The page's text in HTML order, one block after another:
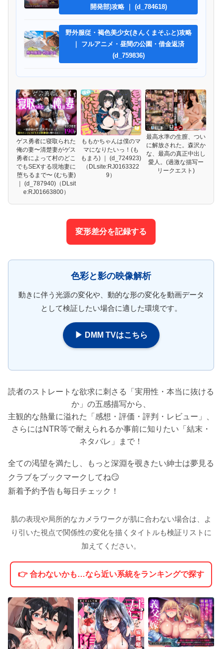
開発部)攻略 ｜ (d_784618)
野外服従・褐色美少女(きんくまそふと)攻略
｜ フルアニメ・昼間の公園・借金返済
(d_759836)
ゲス勇者に寝取られた
俺の妻〜清楚妻がゲス
勇者によって村のどこ
でもSEXする現地妻に
堕ちるまで〜 (むち妻)
｜ (d_787940)（DLsit
e:RJ01663800）
ももかちゃんは僕のマ
マになりたいっ！(も
もまろ) ｜ (d_724923)
（DLsite:RJ0163322
9）
最高水準の生膣、つい
に解放された。森沢か
な、最高の真正中出し
愛人。(過激な描写ー
リークエスト)
変形差分を記録する
色彩と影の映像解析
動きに伴う光源の変化や、動的な形の変化を動画データ
として検証したい場合に適した環境です。
▶ DMM TVはこちら
読者のストレートな欲求に刺さる「実用性・本当に抜ける
か」の五感描写から、
主観的な熱量に溢れた「感想・評価・評判・レビュー」、
さらにはNTR等で耐えられるか事前に知りたい「結末・
ネタバレ」まで！
全ての渇望を満たし、もっと深淵を覗きたい紳士は夢見る
クラブをブックマークしてね😏
新着予約予告も毎日チェック！
肌の表現や局所的なカメラワークが肌に合わない場合は、よ
り引いた視点で関係性の変化を描くタイトルも検証リストに
加えてください。
👉 合わないかも…なら近い系統をランキングで探す